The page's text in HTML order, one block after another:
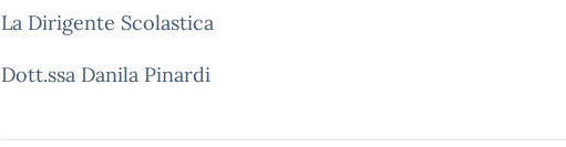
La Dirigente Scolastica
Dott.ssa Danila Pinardi